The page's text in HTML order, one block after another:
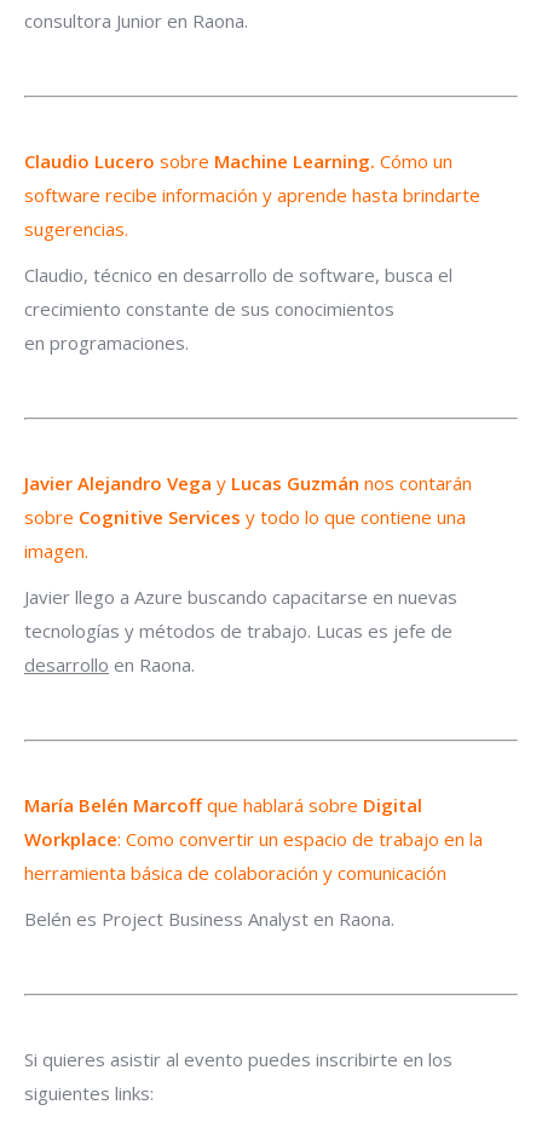
consultora Junior en Raona.
Claudio Lucero sobre Machine Learning. Cómo un
software recibe información y aprende hasta brindarte
sugerencias.
Claudio, técnico en desarrollo de software, busca el
crecimiento constante de sus conocimientos
en programaciones.
Javier Alejandro Vega y Lucas Guzmán nos contarán
sobre Cognitive Services y todo lo que contiene una
imagen.
Javier llego a Azure buscando capacitarse en nuevas
tecnologías y métodos de trabajo. Lucas es jefe de
desarrollo en Raona.
María Belén Marcoffque hablará sobre Digital
Workplace: Como convertir un espacio de trabajo en la
herramienta básica de colaboración y comunicación
Belén es Project Business Analyst en Raona.
Si quieres asistir al evento puedes inscribirte en los
siguientes links: